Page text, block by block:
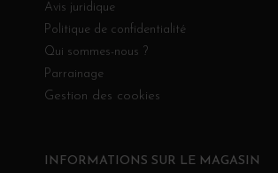
Avis juridique
Politique de confidentialité
Qui sommes-nous ?
Parrainage
Gestion des cookies
INFORMATIONS SUR LE MAGASIN